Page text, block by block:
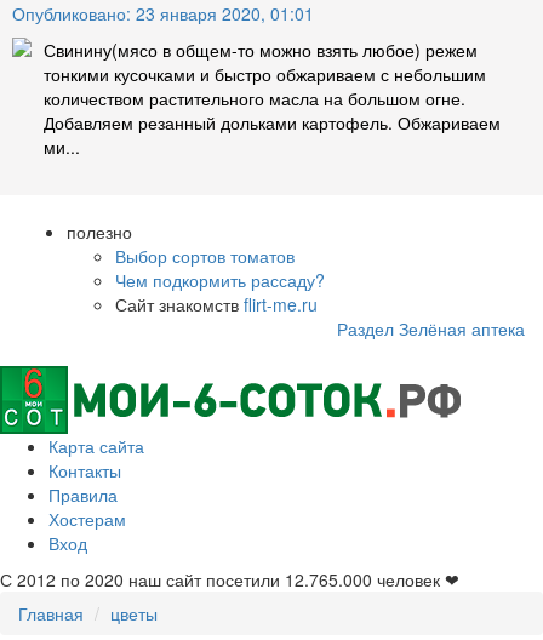
Опубликовано: 23 января 2020, 01:01
Свинину(мясо в общем-то можно взять любое) режем
тонкими кусочками и быстро обжариваем с небольшим
количеством растительного масла на большом огне.
Добавляем резанный дольками картофель. Обжариваем
ми...
полезно
Выбор сортов томатов
Чем подкормить рассаду?
Сайт знакомств flirt-me.ru
Раздел Зелёная аптека
Карта сайта
Контакты
Правила
Хостерам
Вход
С 2012 по 2020 наш сайт посетили 12.765.000 человек ❤
Главная
цветы